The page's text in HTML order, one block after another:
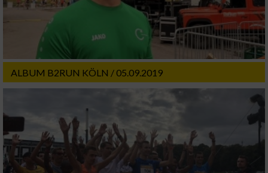
ALBUM B2RUN KÖLN / 05.09.2019